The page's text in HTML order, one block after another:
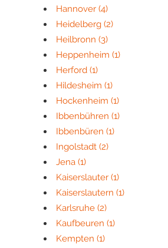
Hannover (4)
Heidelberg (2)
Heilbronn (3)
Heppenheim (1)
Herford (1)
Hildesheim (1)
Hockenheim (1)
Ibbenbühren (1)
Ibbenbüren (1)
Ingolstadt (2)
Jena (1)
Kaiserslauter (1)
Kaiserslautern (1)
Karlsruhe (2)
Kaufbeuren (1)
Kempten (1)